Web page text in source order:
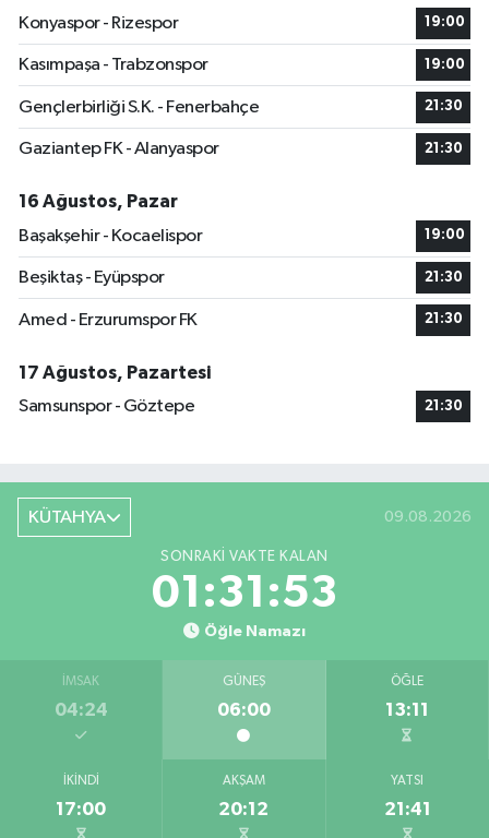
Konyaspor - Rizespor
19:00
Kasımpaşa - Trabzonspor 19:00
Gençlerbirliği S.K. - Fenerbahçe 21:30
Gaziantep FK - Alanyaspor 21:30
16 Ağustos, Pazar
Başakşehir - Kocaelispor
19:00
Beşiktaş - Eyüpspor 21:30
Amed - Erzurumspor FK 21:30
17 Ağustos, Pazartesi
Samsunspor - Göztepe
21:30
KÜTAHYA 09.08.2026
SONRAKI VAKTE KALAN
01:31:52
Öğle Namazı
İMSAK
04:24
GÜNEŞ
06:00
ÖĞLE
13:11
İKINDI
17:00
AKŞAM
20:12
YATSI
21:41